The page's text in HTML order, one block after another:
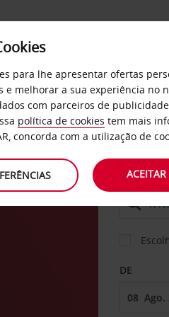
EMPRESAS
DE
para lhe apresentar ofertas
e melhorar a sua experiência no
com parceiros de
política de cookies tem mais
concorda com a utilização de
ACEITAR